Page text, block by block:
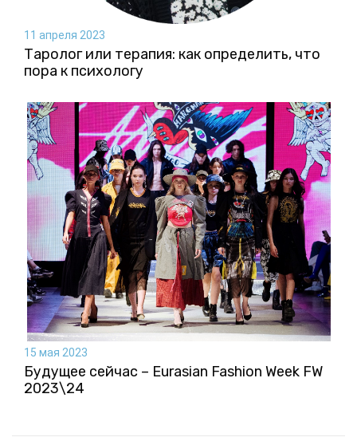
11 апреля 2023
Таролог или терапия: как определить, что
пора к психологу
15 мая 2023
Будущее сейчас – Eurasian Fashion Week FW
2023\24